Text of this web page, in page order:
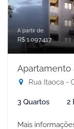
A partir de:
R$ 1.097.417
Apartamento
Rua Itaoca -
3 Quartos 2
Mais